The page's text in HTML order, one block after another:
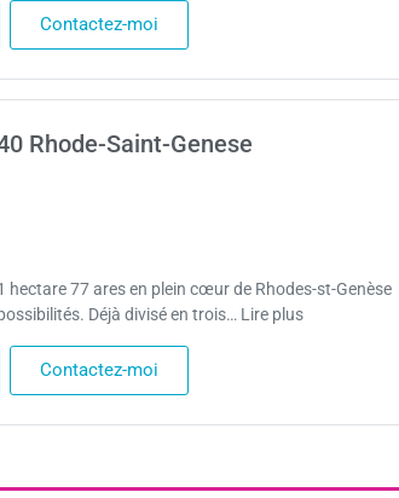
Contactez-moi
Rhode-Saint-Genese
hectare 77 ares en plein cœur de Rhodes-st-Genèse
Déjà divisé en trois… Lire plus
Contactez-moi